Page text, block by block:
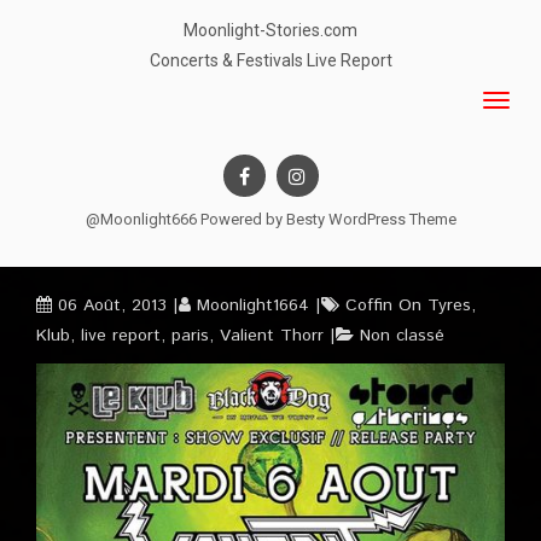
Moonlight-Stories.com
Concerts & Festivals Live Report
@Moonlight666 Powered by Besty WordPress Theme
06 Août, 2013 Moonlight1664 Coffin On Tyres,
Klub, live report, paris, Valient Thorr Non classé